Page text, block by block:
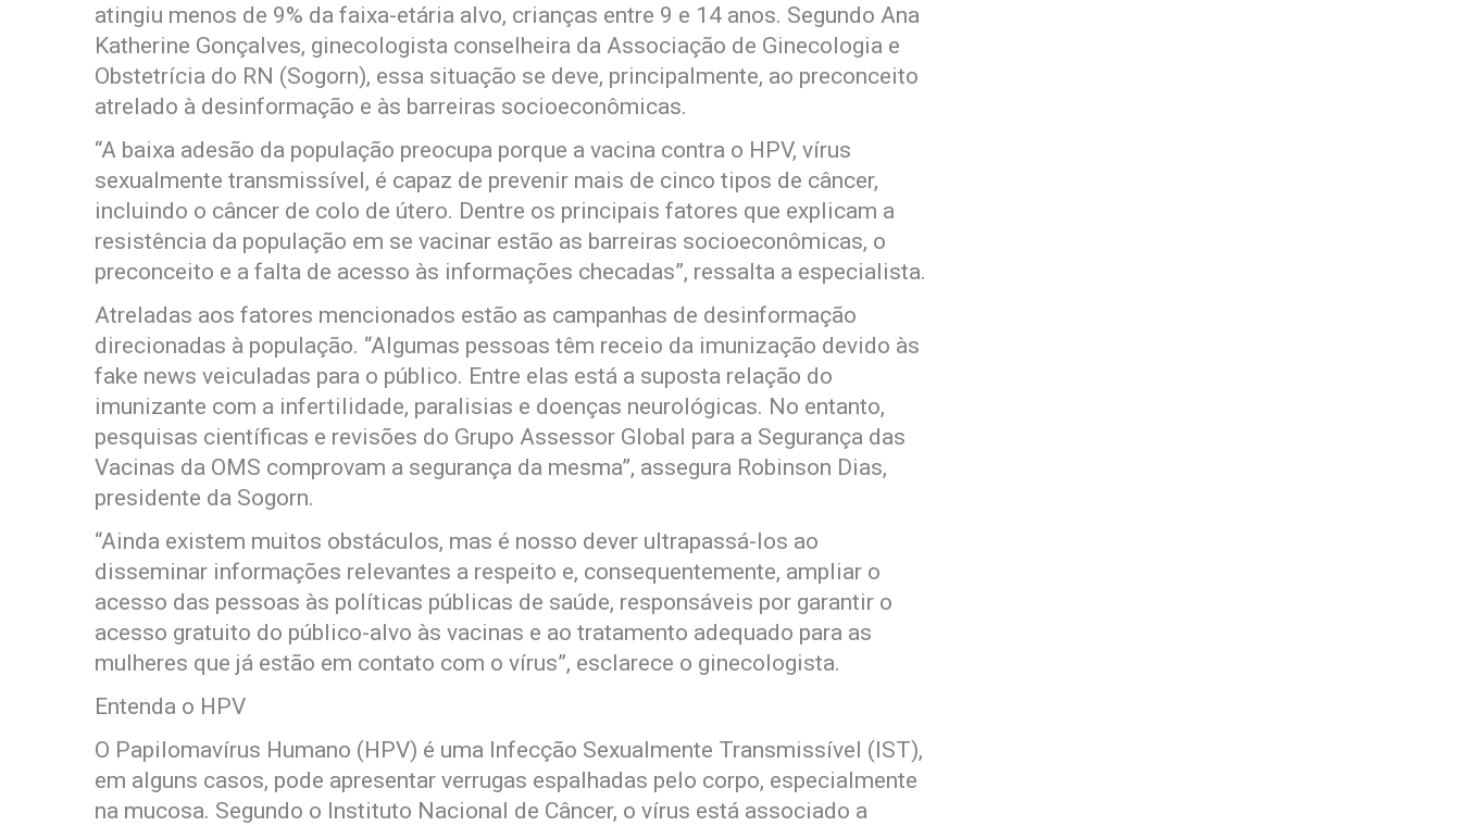
atingiu menos de 9% da faixa-etária alvo, crianças entre 9 e 14 anos. Segundo Ana
Katherine Gonçalves, ginecologista conselheira da Associação de Ginecologia e
Obstetrícia do RN (Sogorn), essa situação se deve, principalmente, ao preconceito
atrelado à desinformação e às barreiras socioeconômicas.
“A baixa adesão da população preocupa porque a vacina contra o HPV, vírus
sexualmente transmissível, é capaz de prevenir mais de cinco tipos de câncer,
incluindo o câncer de colo de útero. Dentre os principais fatores que explicam a
resistência da população em se vacinar estão as barreiras socioeconômicas, o
preconceito e a falta de acesso às informações checadas”, ressalta a especialista.
Atreladas aos fatores mencionados estão as campanhas de desinformação
direcionadas à população. “Algumas pessoas têm receio da imunização devido às
fake news veiculadas para o público. Entre elas está a suposta relação do
imunizante com a infertilidade, paralisias e doenças neurológicas. No entanto,
pesquisas científicas e revisões do Grupo Assessor Global para a Segurança das
Vacinas da OMS comprovam a segurança da mesma”, assegura Robinson Dias,
presidente da Sogorn.
“Ainda existem muitos obstáculos, mas é nosso dever ultrapassá-los ao
disseminar informações relevantes a respeito e, consequentemente, ampliar o
acesso das pessoas às políticas públicas de saúde, responsáveis por garantir o
acesso gratuito do público-alvo às vacinas e ao tratamento adequado para as
mulheres que já estão em contato com o vírus”, esclarece o ginecologista.
Entenda o HPV
O Papilomavírus Humano (HPV) é uma Infecção Sexualmente Transmissível (IST),
em alguns casos, pode apresentar verrugas espalhadas pelo corpo, especialmente
na mucosa. Segundo o Instituto Nacional de Câncer, o vírus está associado a